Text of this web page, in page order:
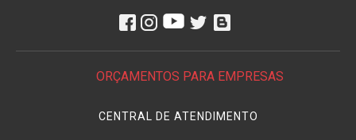
ORÇAMENTOS PARA EMPRESAS
CENTRAL DE ATENDIMENTO